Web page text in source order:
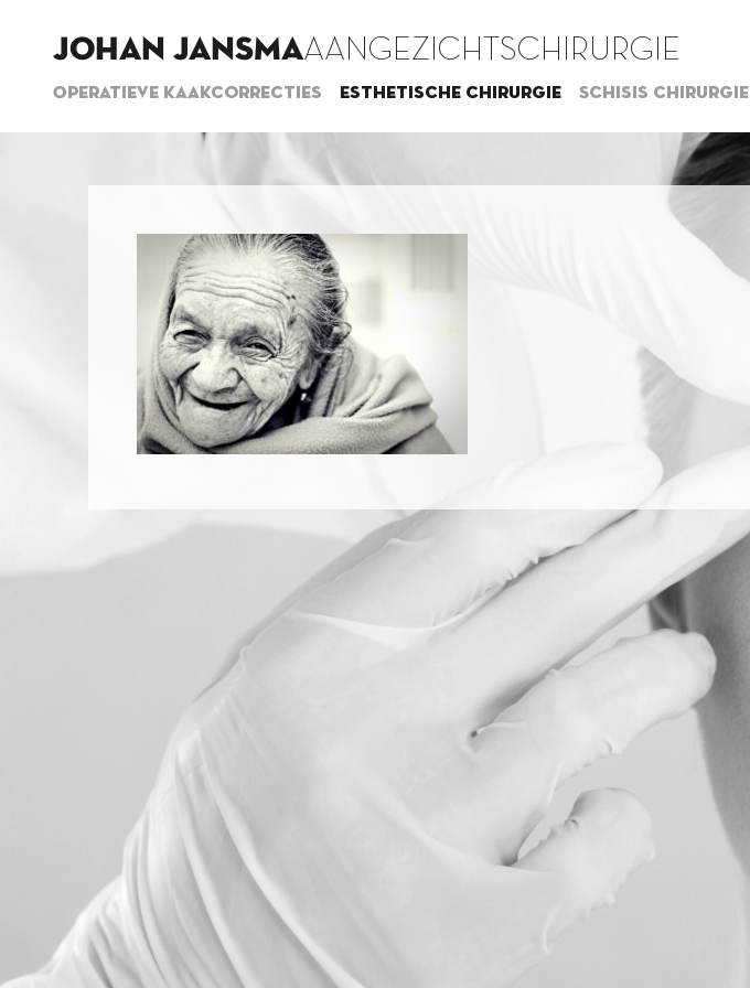
JOHAN JANSMAAANGEZICHTSCHIRURGIE
Operatieve kaakcorrecties Esthetische chirurgie Schisis chirurgie